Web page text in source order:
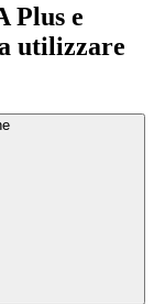
Plus e
utilizzare